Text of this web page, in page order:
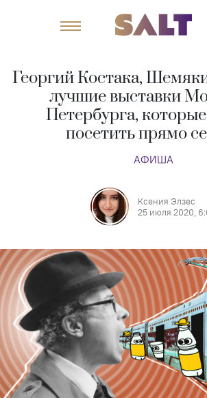
Георгий Костака,
лучшие выставки
Петербурга,
посетить прямо
АФИША
Ксения Элзес
25 июля 2020,